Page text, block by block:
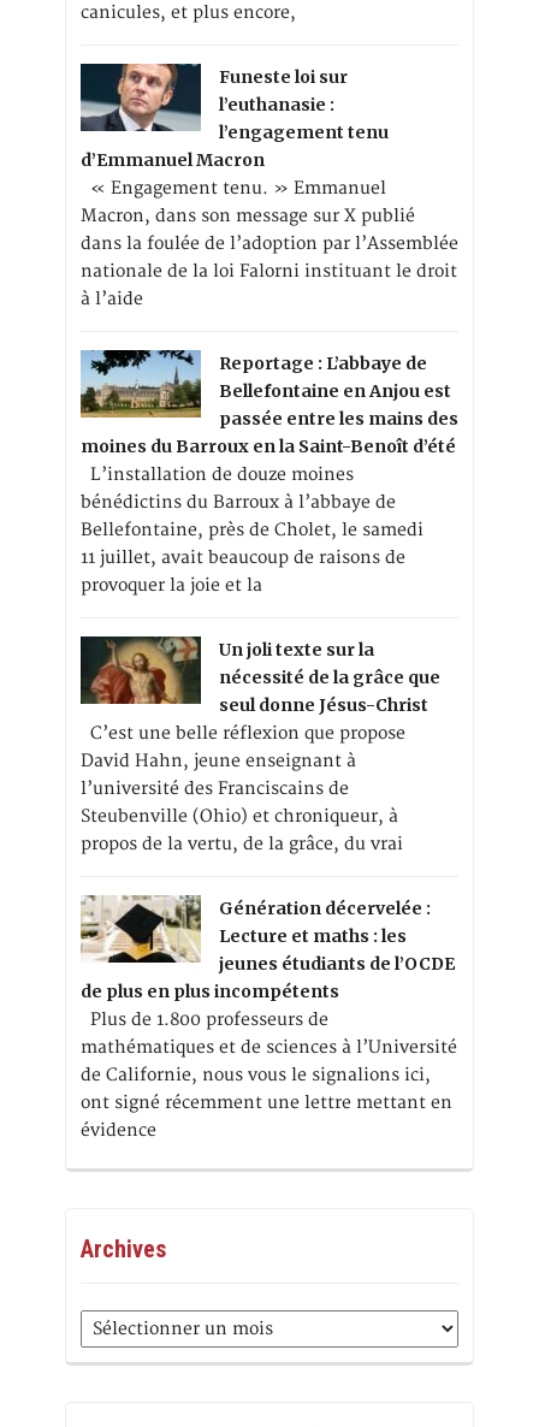
canicules, et plus encore,
Funeste loi sur
l’euthanasie :
l’engagement tenu
d’Emmanuel Macron
« Engagement tenu. » Emmanuel
Macron, dans son message sur X publié
dans la foulée de l’adoption par l’Assemblée
nationale de la loi Falorni instituant le droit
à l’aide
Reportage : L’abbaye de
Bellefontaine en Anjou est
passée entre les mains des
moines du Barroux en la Saint-Benoît d’été
L’installation de douze moines
bénédictins du Barroux à l’abbaye de
Bellefontaine, près de Cholet, le samedi
11 juillet, avait beaucoup de raisons de
provoquer la joie et la
Un joli texte sur la
nécessité de la grâce que
seul donne Jésus-Christ
C’est une belle réflexion que propose
David Hahn, jeune enseignant à
l’université des Franciscains de
Steubenville (Ohio) et chroniqueur, à
propos de la vertu, de la grâce, du vrai
Génération décervelée :
Lecture et maths : les
jeunes étudiants de l’OCDE
de plus en plus incompétents
Plus de 1.800 professeurs de
mathématiques et de sciences à l’Université
de Californie, nous vous le signalions ici,
ont signé récemment une lettre mettant en
évidence
Archives
Archives